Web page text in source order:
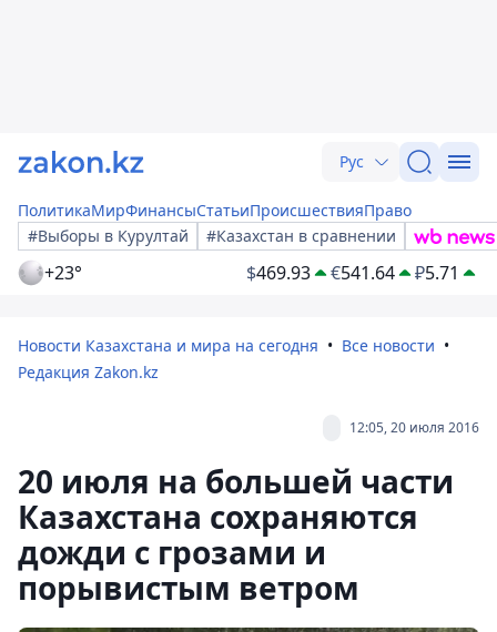
Рус
ПолитикаМирФинансыСтатьиПроисшествияПраво
#Выборы в Курултай
#Казахстан в сравнении
+23° $469.93 €541.64 ₽5.71
Новости Казахстана и мира на сегодня
Все новости
Редакция Zakon.kz
12:05, 20 июля 2016
20 июля на большей части
Казахстана сохраняются
дожди с грозами и
порывистым ветром